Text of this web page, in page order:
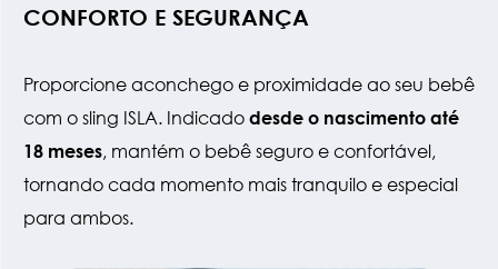
CONFORTO E SEGURANÇA
Proporcione aconchego e proximidade ao seu bebê
com o sling ISLA. Indicado desde o nascimento até
18 meses, mantém o bebê seguro e confortável,
tornando cada momento mais tranquilo e especial
para ambos.